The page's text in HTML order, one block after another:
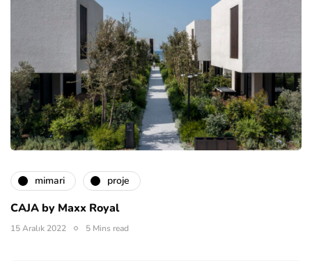
mimari proje
CAJA by Maxx Royal
15 Aralık 2022 5 Mins read